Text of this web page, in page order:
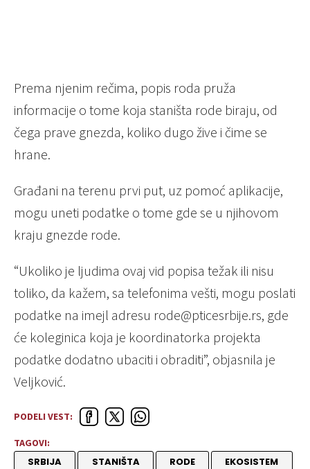
Prema njenim rečima, popis roda pruža
informacije o tome koja staništa rode biraju, od
čega prave gnezda, koliko dugo žive i čime se
hrane.
Građani na terenu prvi put, uz pomoć aplikacije,
mogu uneti podatke o tome gde se u njihovom
kraju gnezde rode.
“Ukoliko je ljudima ovaj vid popisa težak ili nisu
toliko, da kažem, sa telefonima vešti, mogu poslati
podatke na imejl adresu rode@pticesrbije.rs, gde
će koleginica koja je koordinatorka projekta
podatke dodatno ubaciti i obraditi”, objasnila je
Veljković.
PODELI VEST:
TAGOVI:
SRBIJA STANIŠTA RODE EKOSISTEM